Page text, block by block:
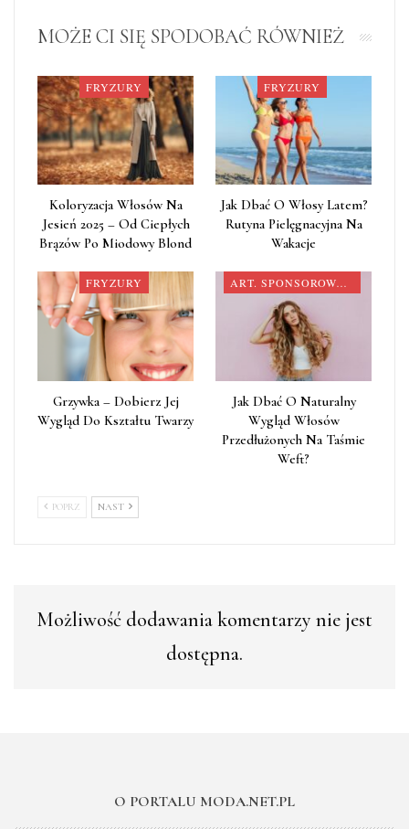
MOŻE CI SIĘ SPODOBAĆ RÓWNIEŻ
FRYZURY
Koloryzacja Włosów Na
Jesień 2025 – Od Ciepłych
Brązów Po Miodowy Blond
FRYZURY
Jak Dbać O Włosy Latem?
Rutyna Pielęgnacyjna Na
Wakacje
FRYZURY
Grzywka – Dobierz Jej
Wygląd Do Kształtu Twarzy
ART. SPONSOROWANY
Jak Dbać O Naturalny
Wygląd Włosów
Przedłużonych Na Taśmie
Weft?
POPRZ NAST
Możliwość dodawania komentarzy nie jest
dostępna.
O PORTALU MODA.NET.PL